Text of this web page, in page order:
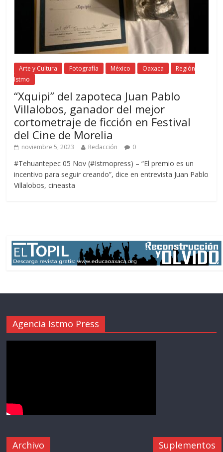
Arte y Cultura Fotografía México Oaxaca
Región
Istmo
“Xquipi” del zapoteca Juan Pablo
Villalobos, ganador del mejor
cortometraje de ficción en Festival
del Cine de Morelia
noviembre 5, 2023 Redacción 0
#Tehuantepec 05 Nov (#Istmopress) – “El premio es un
incentivo para seguir creando”, dice en entrevista Juan Pablo
Villalobos, cineasta
Agencia Istmo Press
Archivo Suplementos